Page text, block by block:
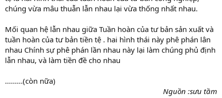
chúng vừa mâu thuẫn lẫn nhau lại vừa thống nhất nhau.
Mối quan hệ lẫn nhau giữa Tuần hoàn của tư bản sản xuất và
tuần hoàn của tư bản tiền tệ . hai hình thái này phê phán lân
nhau Chính sự phê phán lần nhau này lại làm chúng phủ định
lẫn nhau, và làm tiền đề cho nhau
.........(còn nữa)
Nguồn :sưu tầm